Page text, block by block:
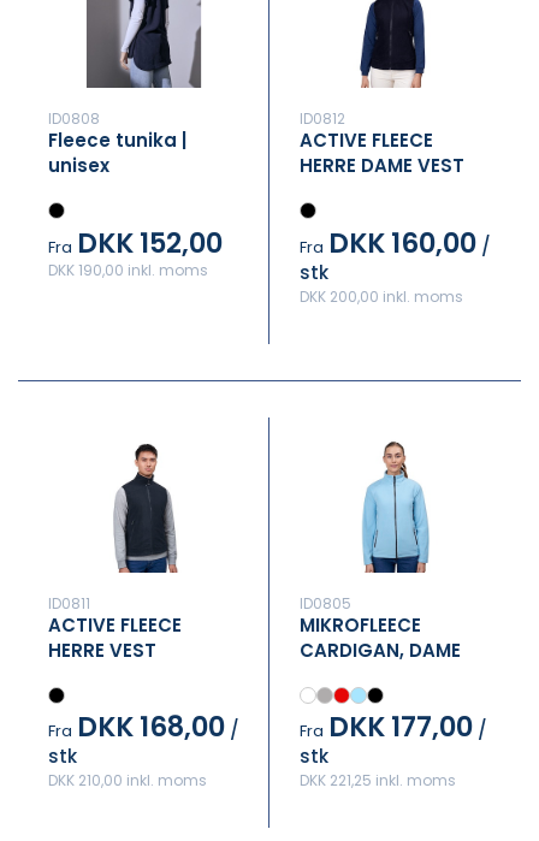
ID0808
Fleece tunika |
unisex
Fra DKK 152,00
DKK 190,00 inkl. moms
ID0812
ACTIVE FLEECE
HERRE DAME VEST
Fra DKK 160,00 /
stk
DKK 200,00 inkl. moms
ID0811
ACTIVE FLEECE
HERRE VEST
Fra DKK 168,00 /
stk
DKK 210,00 inkl. moms
ID0805
MIKROFLEECE
CARDIGAN, DAME
Fra DKK 177,00 /
stk
DKK 221,25 inkl. moms